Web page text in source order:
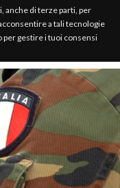
FR
anche di terze parti, per
a tali tecnologie
per gestire i tuoi consensi